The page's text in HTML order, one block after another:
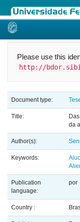
Skip
Please use this
http://
Document type:
Title:
da
Author(s):
Keywords:
Publication
language:
por
Country :